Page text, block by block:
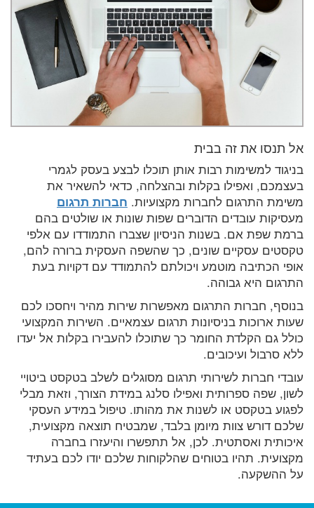
אל תנסו את זה בבית
בניגוד למשימות רבות אותן תוכלו לבצע בעסק לגמרי
בעצמכם, ואפילו בקלות ובהצלחה, כדאי להשאיר את
משימת התרגום לחברות מקצועיות. חברות תרגום
מעסיקות עובדים הדוברים שפות שונות או שולטים בהם
ברמת שפת אם. בשנות הניסיון שצברו התמודדו עם אלפי
טקסטים עסקיים שונים, כך שהשפה העסקית ברורה להם,
אופי הכתיבה מוטמע ויכולתם להתמודד עם דקויות בעת
התרגום היא גבוהה.
בנוסף, חברות התרגום מאפשרות שירות מהיר ויחסכו לכם
שעות ארוכות בניסיונות תרגום עצמאיים. השירות המקצועי
כולל גם הקלדת החומר כך שתוכלו להעבירו בקלות אל יעדו
ללא סרבול ועיכובים.
עובדי חברות לשירותי תרגום מסוגלים לשלב בטקסט ביטויי
לשון, שפה ספרותית ואפילו סלנג במידת הצורך, וזאת מבלי
לפגוע בטקסט או לשנות את מהותו. טיפול במידע העסקי
שלכם דורש צוות מיומן בלבד, שמבטיח תוצאה מקצועית,
איכותית ואסתטית. לכן, אל תתפשרו והיעזרו בחברה
מקצועית. תהיו בטוחים שהלקוחות שלכם יודו לכם בעתיד
על ההשקעה.